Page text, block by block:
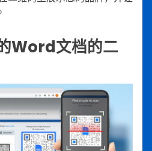
Word文档的二